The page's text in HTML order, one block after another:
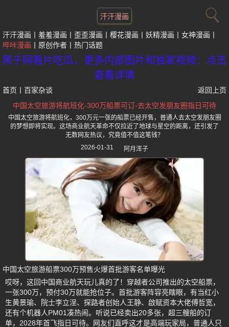
汗汗漫画
汗汗漫画 羞羞漫画 歪歪漫画 樱花漫画 妖精漫画
女神漫画
哔咔漫画
原创作者 热门话题
黑子网看片吃瓜，更多内部图片和独家视频：点击
查看详情
首页 百家杂谈
返回上页
中国太空旅游将航班化-300万船票可订-去太空发朋友圈指日可待
中国太空旅游将航班化，300万元一张的船票已经开售，普通人去太空发朋友圈
的梦想即将实现。这场商业航天革命不仅拉近了地球与星空的距离，还引发了
无数网友热议，究竟值不值这笔钱？
2026-01-31
阿月浑子
中国太空旅游船票300万预售火爆首批游客名单曝光
哎呀，这回中国商业航天玩儿真的了！穿越者公司推出的太空船票，
一张300万，预付30万就能抢位子。首批游客阵容亮瞎眼，有当红小
生黄景瑜、院士李立浧、探路者创始人王静、啟赋资本大佬傅哲宽，
还有个机器人PM01凑热闹。听说已经卖出20多张，超三艘船的订
单，2028年首飞指日可待。网友们直呼这才是高端玩家局，普通人只